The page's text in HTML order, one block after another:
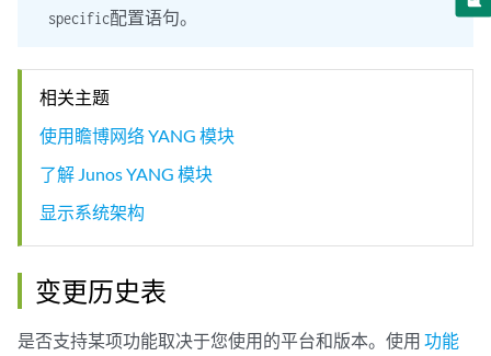
specific配置语句。
相关主题
使用瞻博网络 YANG 模块
了解 Junos YANG 模块
显示系统架构
变更历史表
是否支持某项功能取决于您使用的平台和版本。使用 功能